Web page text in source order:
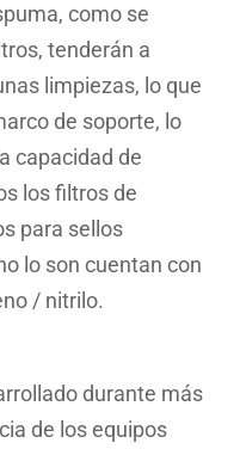
como se
tenderán a
limpiezas, lo que
de soporte, lo
capacidad de
los filtros de
para sellos
lo son cuentan con
/ nitrilo.
durante más
de los equipos